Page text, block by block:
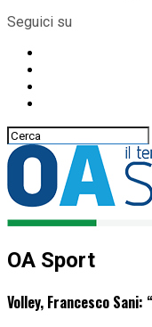
Seguici su
OA Sport
Volley, Francesco